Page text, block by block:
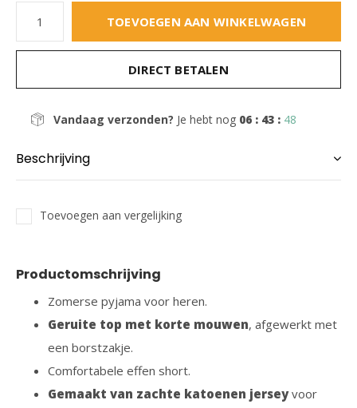
TOEVOEGEN AAN WINKELWAGEN
DIRECT BETALEN
Vandaag verzonden? Je hebt nog 06 : 43 : 47
Beschrijving
Toevoegen aan vergelijking
Productomschrijving
Zomerse pyjama voor heren.
Geruite top met korte mouwen, afgewerkt met
een borstzakje.
Comfortabele effen short.
Gemaakt van zachte katoenen jerseyvoor